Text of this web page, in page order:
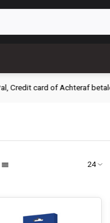
card of Achteraf betalen)